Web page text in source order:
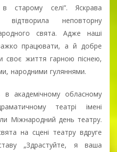
старому селі”. Яскрава
відтворила неповторну
свята. Адже наші
працювати, а й добре
своє життя гарною піснею,
народними гуляннями.
в академічному обласному
театрі імені
Міжнародний день театру.
на сцені театру вдруге
„Здрастуйте, я ваша